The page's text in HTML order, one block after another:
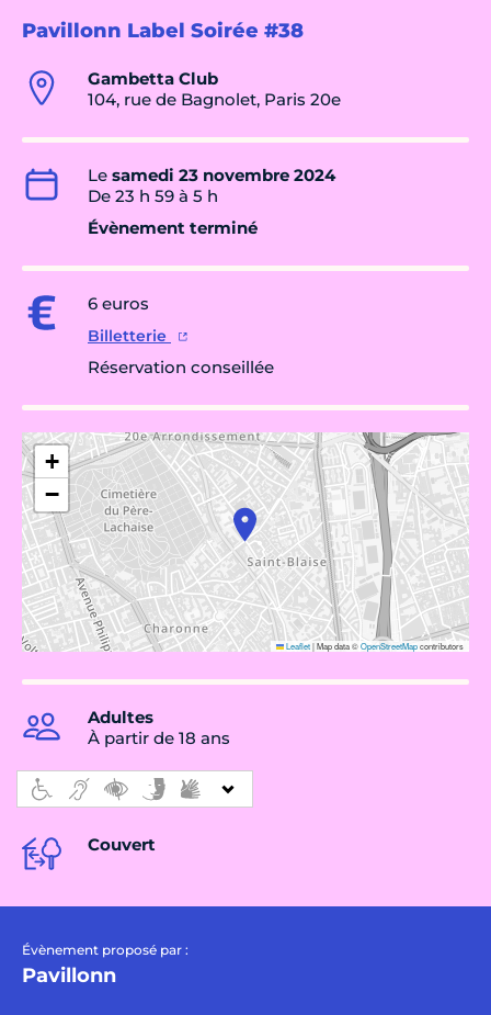
Pavillonn Label Soirée #38
Gambetta Club
104, rue de Bagnolet, Paris 20e
Le samedi 23 novembre 2024
De 23 h 59 à 5 h
Évènement terminé
6 euros
Billetterie
Réservation conseillée
+
−
Leaflet|Map data ©OpenStreetMapcontributors
Adultes
À partir de 18 ans
Couvert
Évènement proposé par :
Pavillonn